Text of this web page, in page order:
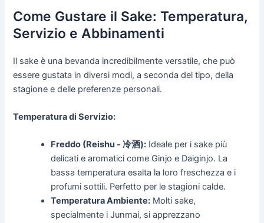
Come Gustare il Sake: Temperatura,
Servizio e Abbinamenti
Il sake è una bevanda incredibilmente versatile, che può
essere gustata in diversi modi, a seconda del tipo, della
stagione e delle preferenze personali.
Temperatura di Servizio:
Freddo (Reishu - 冷酒): Ideale per i sake più
delicati e aromatici come Ginjo e Daiginjo. La
bassa temperatura esalta la loro freschezza e i
profumi sottili. Perfetto per le stagioni calde.
Temperatura Ambiente: Molti sake,
specialmente i Junmai, si apprezzano